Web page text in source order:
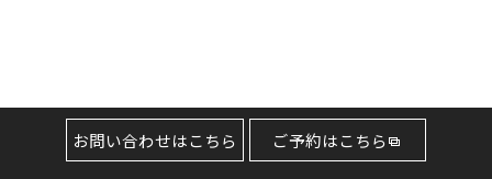
お問い合わせはこちら ご予約はこちら